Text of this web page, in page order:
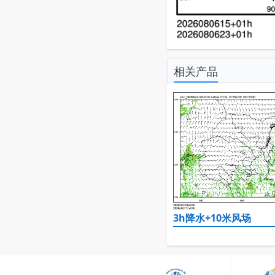
相关产品
3h降水+10米风场